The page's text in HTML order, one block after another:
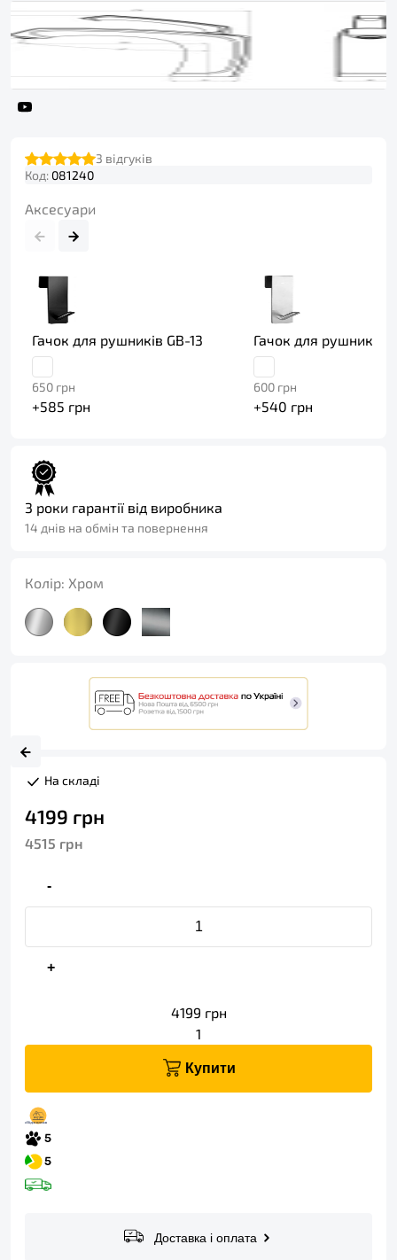
3 відгуків
Код: 081240
Аксесуари
Гачок для рушників GB-13
650 грн
+585 грн
Гачок для рушників
600 грн
+540 грн
3 роки гарантії від виробника
14 днів на обмін та повернення
Колір: Хром
На складі
4199 грн
4515 грн
-
+
4199 грн
1
Купити
Доставка і оплата